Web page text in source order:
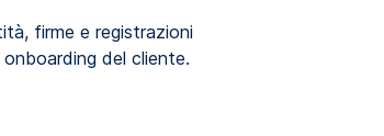
firme e registrazioni
del cliente.